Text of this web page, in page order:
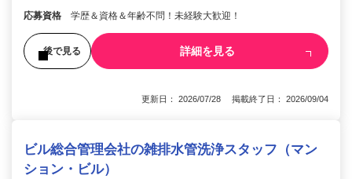
応募資格 学歴＆資格＆年齢不問！未経験大歓迎！
後で見る 詳細を見る
更新日： 2026/07/28 掲載終了日： 2026/09/04
ビル総合管理会社の雑排水管洗浄スタッフ（マン
ション・ビル）